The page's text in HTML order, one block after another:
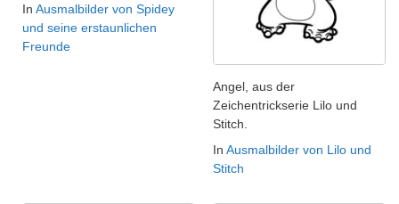
In Ausmalbilder von Spidey
und seine erstaunlichen
Freunde
Angel, aus der
Zeichentrickserie Lilo und
Stitch.
In Ausmalbilder von Lilo und
Stitch